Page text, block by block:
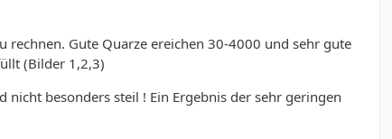
Gute Quarze ereichen 30-4000 und sehr gute
(Bilder 1,2,3)
besonders steil ! Ein Ergebnis der sehr geringen